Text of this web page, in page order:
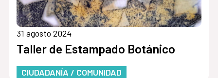
31 agosto 2024
Taller de Estampado Botánico
CIUDADANÍA / COMUNIDAD